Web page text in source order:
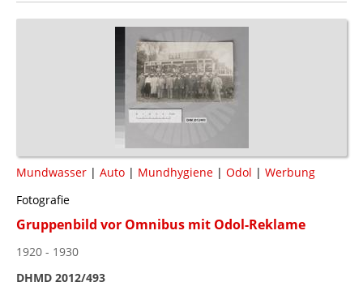
Mundwasser | Auto | Mundhygiene | Odol | Werbung
Fotografie
Gruppenbild vor Omnibus mit Odol-Reklame
1920 - 1930
DHMD 2012/493